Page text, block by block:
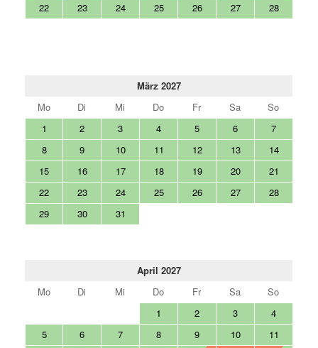
22
23 24 25 26 27 28
März 2027
Mo
Di Mi Do Fr Sa
So
1
2 3 4 5 6
7
8
9 10 11 12 13
14
15
16 17 18 19 20
21
22
23 24 25 26 27
28
29
30 31
April 2027
Mo
Di Mi Do Fr Sa
So
1
2 3
4
5
6 7 8 9 10
11